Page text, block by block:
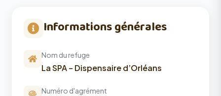
Informations générales
Nom du refuge
La SPA – Dispensaire d’Orléans
Numéro d'agrément